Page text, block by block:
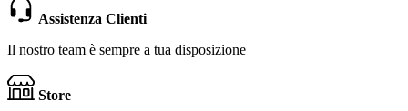
Assistenza Clienti
Il nostro team è sempre a tua disposizione
Store